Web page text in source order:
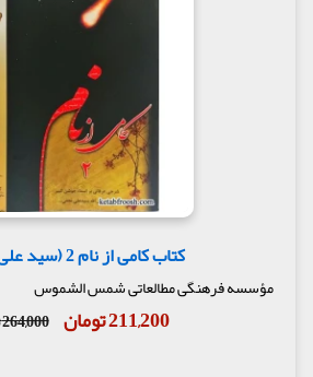
کتاب کامی از نام 2 (سید علی نجفی)
مؤسسه فرهنگی مطالعاتی شمس الشموس
211,200 تومان 264,000 تومان